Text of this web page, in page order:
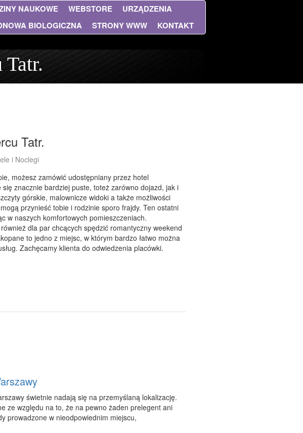
NAUKOWE WEBSTORE
URZĄDZENIA
BIOLOGICZNA STRONY WWW KONTAKT
Tatr.
i Noclegi
możesz zamówić udostępniany przez hotel
znacznie bardziej puste, toteż zarówno dojazd, jak i
górskie, malownicze widoki a także możliwości
przynieść tobie i rodzinie sporo frajdy. Ten ostatni
w naszych komfortowych pomieszczeniach.
dla par chcących spędzić romantyczny weekend
to jedno z miejsc, w którym bardzo łatwo można
Zachęcamy klienta do odwiedzenia placówki.
świetnie nadają się na przemyślaną lokalizację.
ze względu na to, że na pewno żaden prelegent ani
prowadzone w nieodpowiednim miejscu,